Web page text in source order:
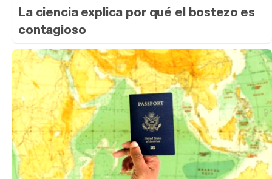
La ciencia explica por qué el bostezo es
contagioso